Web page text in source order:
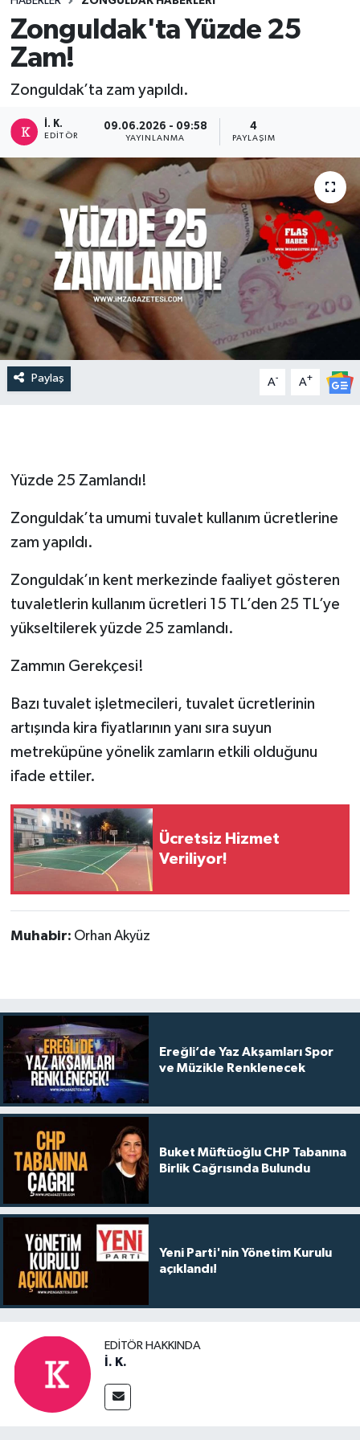
Zonguldak'ta Yüzde 25
Zam!
Zonguldak’ta zam yapıldı.
İ. K.
EDITÖR
09.06.2026 - 09:58
YAYINLANMA
4
PAYLAŞIM
Paylaş A- A+
Yüzde 25 Zamlandı!
Zonguldak’ta umumi tuvalet kullanım ücretlerine
zam yapıldı.
Zonguldak’ın kent merkezinde faaliyet gösteren
tuvaletlerin kullanım ücretleri 15 TL’den 25 TL’ye
yükseltilerek yüzde 25 zamlandı.
Zammın Gerekçesi!
Bazı tuvalet işletmecileri, tuvalet ücretlerinin
artışında kira fiyatlarının yanı sıra suyun
metreküpüne yönelik zamların etkili olduğunu
ifade ettiler.
Ücretsiz Hizmet
Veriliyor!
Muhabir: Orhan Akyüz
Ereğli’de Yaz Akşamları Spor
ve Müzikle Renklenecek
Buket Müftüoğlu CHP Tabanına
Birlik Cağrısında Bulundu
Yeni Parti'nin Yönetim Kurulu
açıklandı!
EDITÖR HAKKINDA
İ. K.
DEVREK
DÜZCE
KARABÜK
KASTAMONU